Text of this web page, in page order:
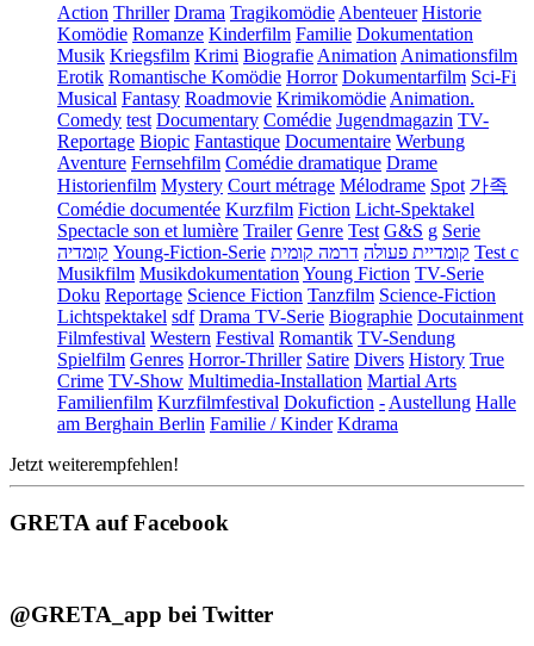
Action Thriller Drama Tragikomödie Abenteuer Historie
Komödie Romanze Kinderfilm Familie Dokumentation
Musik Kriegsfilm Krimi Biografie Animation Animationsfilm
Erotik Romantische Komödie Horror Dokumentarfilm Sci-Fi
Musical Fantasy Roadmovie Krimikomödie Animation.
Comedy test Documentary Comédie Jugendmagazin TV-
Reportage Biopic Fantastique Documentaire Werbung
Aventure Fernsehfilm Comédie dramatique Drame
Historienfilm Mystery Court métrage Mélodrame Spot 가족
Comédie documentée Kurzfilm Fiction Licht-Spektakel
Spectacle son et lumière Trailer Genre Test G&S g Serie
קומדיה Young-Fiction-Serie קומדיית פעולה דרמה קומית
Test c
Musikfilm Musikdokumentation Young Fiction TV-Serie
Doku Reportage Science Fiction Tanzfilm Science-Fiction
Lichtspektakel sdf Drama TV-Serie Biographie Docutainment
Filmfestival Western Festival Romantik TV-Sendung
Spielfilm Genres Horror-Thriller Satire Divers History True
Crime TV-Show Multimedia-Installation Martial Arts
Familienfilm Kurzfilmfestival Dokufiction - Austellung Halle
am Berghain Berlin Familie / Kinder Kdrama
Jetzt weiterempfehlen!
GRETA auf Facebook
@GRETA_app bei Twitter